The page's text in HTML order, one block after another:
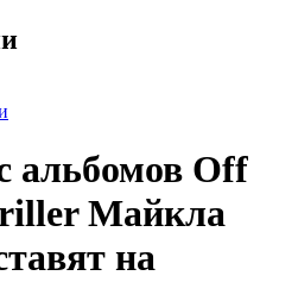
альбомов Off
Майкла
на